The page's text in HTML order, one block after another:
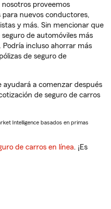
proveemos
nuevos conductores,
y más. Sin mencionar que
de automóviles más
. Podría incluso ahorrar más
de seguro de
ayudará a comenzar después
de seguro de carros
Intelligence basados en primas
de carros en línea. ¡Es